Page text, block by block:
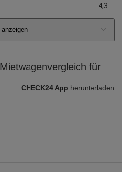
4,3
anzeigen
für
CHECK24 App herunterladen